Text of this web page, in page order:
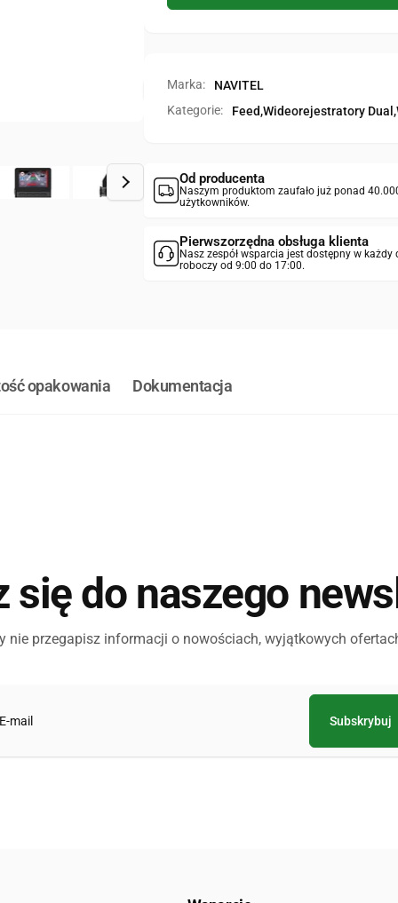
RS984
Marka:
NAVITEL
Kategorie:
Feed,Wideorejestratory Dual,
Od producenta
Naszym produktom zaufało już ponad
użytkowników.
Pierwszorzędna obsługa klienta
Nasz zespół wsparcia jest dostępny w każdy
roboczy od 9:00 do 17:00.
opakowania Dokumentacja
się do naszego
nie przegapisz informacji o nowościach, wyjątkowych
Subskrybuj